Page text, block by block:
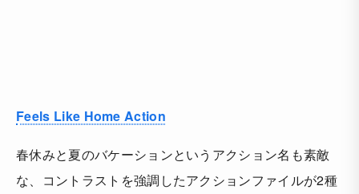
Feels Like Home Action
春休みと夏のバケーションというアクション名も素敵
な、コントラストを強調したアクションファイルが2種